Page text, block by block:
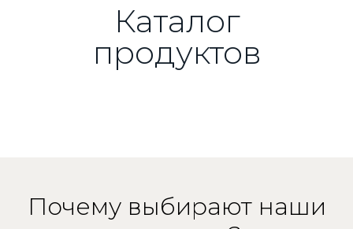
Каталог
продуктов
Почему выбирают наши